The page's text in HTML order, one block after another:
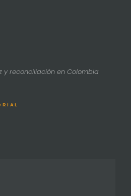
y reconciliación en Colombia